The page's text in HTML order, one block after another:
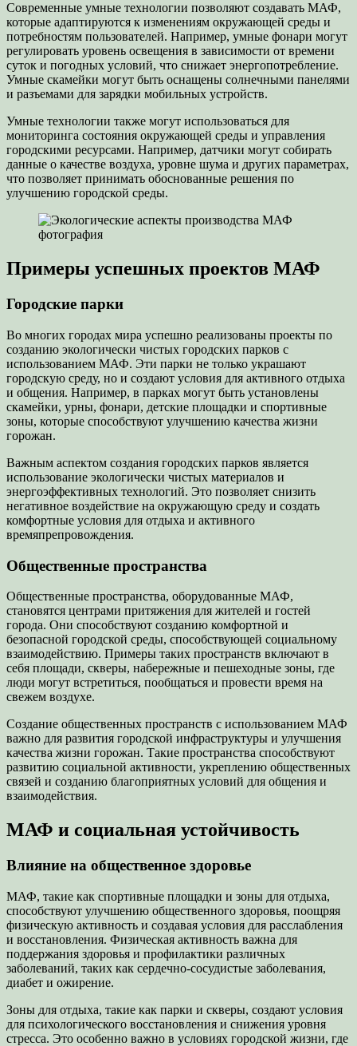
Современные умные технологии позволяют создавать МАФ,
которые адаптируются к изменениям окружающей среды и
потребностям пользователей. Например, умные фонари могут
регулировать уровень освещения в зависимости от времени
суток и погодных условий, что снижает энергопотребление.
Умные скамейки могут быть оснащены солнечными панелями
и разъемами для зарядки мобильных устройств.
Умные технологии также могут использоваться для
мониторинга состояния окружающей среды и управления
городскими ресурсами. Например, датчики могут собирать
данные о качестве воздуха, уровне шума и других параметрах,
что позволяет принимать обоснованные решения по
улучшению городской среды.
Примеры успешных проектов МАФ
Городские парки
Во многих городах мира успешно реализованы проекты по
созданию экологически чистых городских парков с
использованием МАФ. Эти парки не только украшают
городскую среду, но и создают условия для активного отдыха
и общения. Например, в парках могут быть установлены
скамейки, урны, фонари, детские площадки и спортивные
зоны, которые способствуют улучшению качества жизни
горожан.
Важным аспектом создания городских парков является
использование экологически чистых материалов и
энергоэффективных технологий. Это позволяет снизить
негативное воздействие на окружающую среду и создать
комфортные условия для отдыха и активного
времяпрепровождения.
Общественные пространства
Общественные пространства, оборудованные МАФ,
становятся центрами притяжения для жителей и гостей
города. Они способствуют созданию комфортной и
безопасной городской среды, способствующей социальному
взаимодействию. Примеры таких пространств включают в
себя площади, скверы, набережные и пешеходные зоны, где
люди могут встретиться, пообщаться и провести время на
свежем воздухе.
Создание общественных пространств с использованием МАФ
важно для развития городской инфраструктуры и улучшения
качества жизни горожан. Такие пространства способствуют
развитию социальной активности, укреплению общественных
связей и созданию благоприятных условий для общения и
взаимодействия.
МАФ и социальная устойчивость
Влияние на общественное здоровье
МАФ, такие как спортивные площадки и зоны для отдыха,
способствуют улучшению общественного здоровья, поощряя
физическую активность и создавая условия для расслабления
и восстановления. Физическая активность важна для
поддержания здоровья и профилактики различных
заболеваний, таких как сердечно-сосудистые заболевания,
диабет и ожирение.
Зоны для отдыха, такие как парки и скверы, создают условия
для психологического восстановления и снижения уровня
стресса. Это особенно важно в условиях городской жизни, где